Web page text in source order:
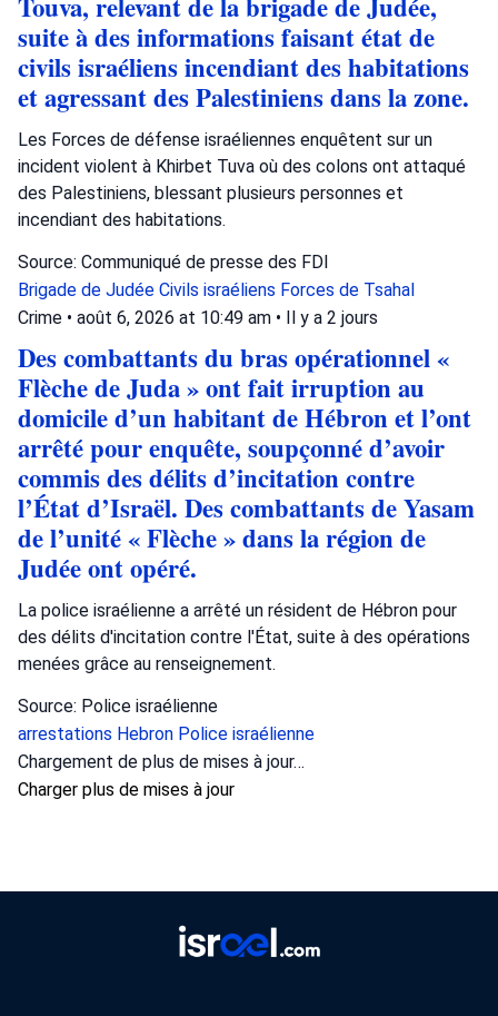
suite à des informations faisant état de
civils israéliens incendiant des habitations
et agressant des Palestiniens dans la zone.
Les Forces de défense israéliennes enquêtent sur un
incident violent à Khirbet Tuva où des colons ont attaqué
des Palestiniens, blessant plusieurs personnes et
incendiant des habitations.
Source: Communiqué de presse des FDI
Brigade de Judée Civils israéliens Forces de Tsahal
Crime • août 6, 2026 at 10:49 am • Il y a 2 jours
Des combattants du bras opérationnel «
Flèche de Juda » ont fait irruption au
domicile d’un habitant de Hébron et l’ont
arrêté pour enquête, soupçonné d’avoir
commis des délits d’incitation contre
l’État d’Israël. Des combattants de Yasam
de l’unité « Flèche » dans la région de
Judée ont opéré.
La police israélienne a arrêté un résident de Hébron pour
des délits d'incitation contre l'État, suite à des opérations
menées grâce au renseignement.
Source: Police israélienne
arrestations Hebron Police israélienne
Chargement de plus de mises à jour…
Charger plus de mises à jour